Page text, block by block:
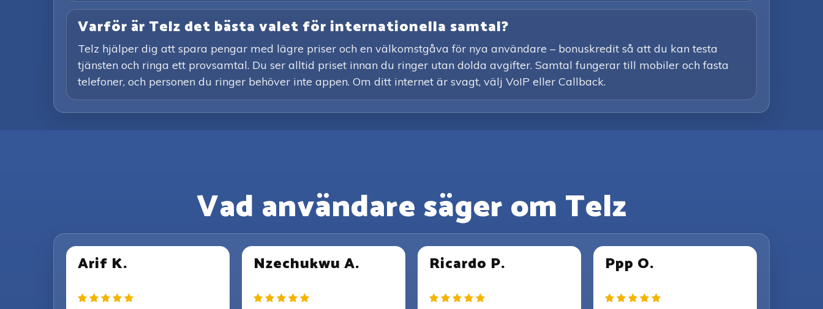
Varför är Telz det bästa valet för internationella samtal?
Telz hjälper dig att spara pengar med lägre priser och en välkomstgåva för nya användare – bonuskredit så att du kan testa
tjänsten och ringa ett provsamtal. Du ser alltid priset innan du ringer utan dolda avgifter. Samtal fungerar till mobiler och fasta
telefoner, och personen du ringer behöver inte appen. Om ditt internet är svagt, välj VoIP eller Callback.
Vad användare säger om Telz
Arif K. Nzechukwu A. Ricardo P. Ppp O.